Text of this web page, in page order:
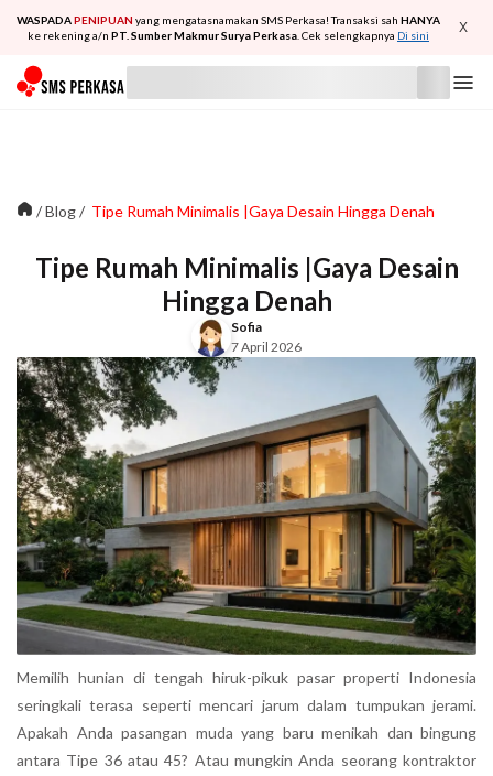
WASPADAPENIPUAN yang mengatasnamakan SMS Perkasa! Transaksi sah HANYA
ke rekening a/n PT. Sumber Makmur Surya Perkasa . Cek selengkapnya Di sini X
/Blog/ Tipe Rumah Minimalis |Gaya Desain Hingga Denah
Tipe Rumah Minimalis |Gaya Desain
Hingga Denah
Sofia
7 April 2026
Memilih hunian di tengah hiruk-pikuk pasar properti Indonesia
seringkali terasa seperti mencari jarum dalam tumpukan jerami.
Apakah Anda pasangan muda yang baru menikah dan bingung
antara Tipe 36 atau 45? Atau mungkin Anda seorang kontraktor